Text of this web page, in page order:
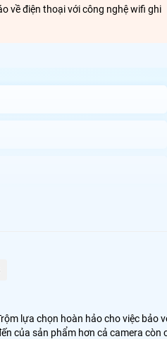
về điện thoại với công nghệ wifi ghi
âm thanh với cường độ lên đến
lượng mà còn tối ưu hóa băng
lựa chọn hoàn hảo cho việc bảo
của sản phẩm hơn cả camera còn